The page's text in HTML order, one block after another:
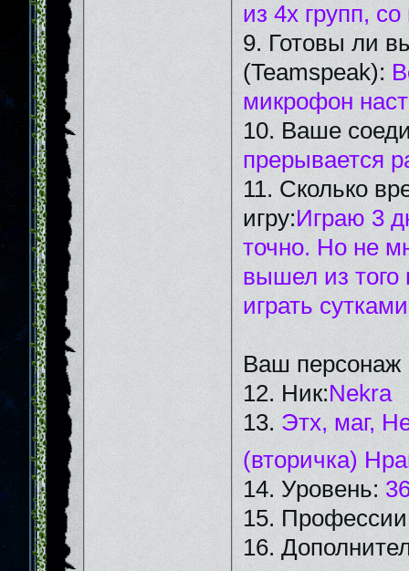
из 4х групп,
9. Готовы ли
(Teamspeak):
микрофон
10. Ваше
прерывается
11. Сколько
игру:Играю 3
точно. Но не
вышел из того
играть
Ваш персонаж
12. Ник:Nekra
13. Этх, маг,
(вторичка)
14. Уровень:
15.
16.